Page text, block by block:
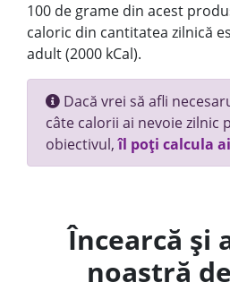
100 de grame din acest
caloric din cantitatea zilnică
adult (2000 kCal).
Dacă vrei să afli
câte calorii ai nevoie zilnic
obiectivul,îl poți calcula
Încearcă și
noastră